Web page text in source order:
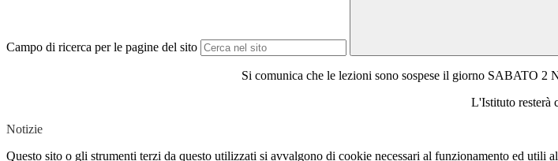
Campo di ricerca per le pagine del sito
Si comunica che le lezioni sono sospese il giorno SABATO
L'Istituto resterà
Notizie
Questo sito o gli strumenti terzi da questo utilizzati si avvalgono di cookie necessari al funzionamento ed utili